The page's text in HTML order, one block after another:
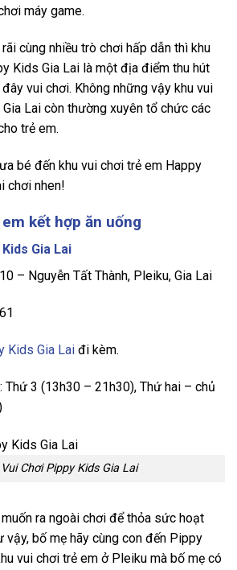
máy game.
cùng nhiều trò chơi hấp dẫn thì khu
Kids Gia Lai là một địa điểm thu hút
vui chơi. Không những vậy khu vui
Lai còn thường xuyên tổ chức các
trẻ em.
bé đến khu vui chơi trẻ em Happy
chơi nhen!
kết hợp ăn uống
Gia Lai
– Nguyễn Tất Thành, Pleiku, Gia Lai
Kids Gia Lai đi kèm.
Thứ 3 (13h30 – 21h30), Thứ hai – chủ
Chơi Pippy Kids Gia Lai
ra ngoài chơi để thỏa sức hoạt
vậy, bố mẹ hãy cùng con đến Pippy
vui chơi trẻ em ở Pleiku mà bố mẹ có